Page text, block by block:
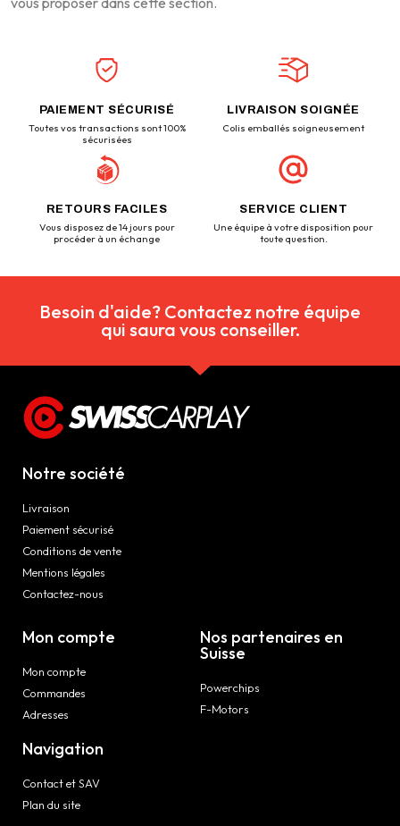
PAIEMENT SÉCURISÉ
Toutes vos transactions sont 100%
sécurisées
LIVRAISON SOIGNÉE
Colis emballés soigneusement
RETOURS FACILES
Vous disposez de 14 jours pour
procéder à un échange
SERVICE CLIENT
Une équipe à votre disposition pour
toute question.
Besoin d'aide? Contactez notre équipe
qui saura vous conseiller.
Notre société
Livraison
Paiement sécurisé
Conditions de vente
Mentions légales
Contactez-nous
Mon compte
Mon compte
Commandes
Adresses
Navigation
Contact et SAV
Plan du site
Nos partenaires en
Suisse
Powerchips
F-Motors